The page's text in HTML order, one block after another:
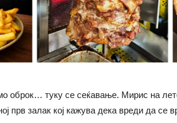
оброк… туку се сеќавање. Мирис на
прв залак кој кажува дека вреди да се